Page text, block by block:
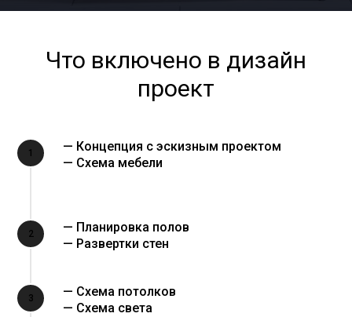
Что включено в дизайн
проект
1
— Концепция с эскизным проектом
— Схема мебели
2
— Планировка полов
— Развертки стен
3
— Схема потолков
— Схема света